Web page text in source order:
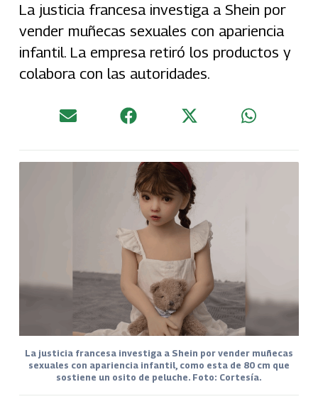
La justicia francesa investiga a Shein por
vender muñecas sexuales con apariencia
infantil. La empresa retiró los productos y
colabora con las autoridades.
La justicia francesa investiga a Shein por vender muñecas
sexuales con apariencia infantil, como esta de 80 cm que
sostiene un osito de peluche. Foto: Cortesía.